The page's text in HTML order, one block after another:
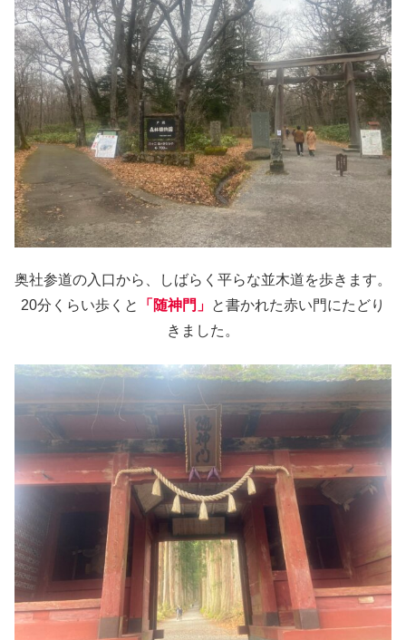
奥社参道の入口から、しばらく平らな並木道を歩きます。
20分くらい歩くと
「随神門」 と書かれた赤い門にたどり
きました。